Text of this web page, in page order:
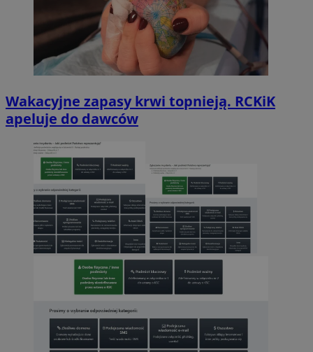
Wakacyjne zapasy krwi topnieją. RCKiK
apeluje do dawców